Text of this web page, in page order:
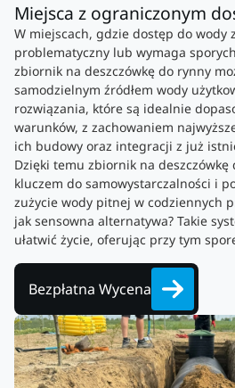
Miejsca z ograniczonym
W miejscach, gdzie dostęp do wody
problematyczny lub wymaga
zbiornik na deszczówkę do rynny
samodzielnym źródłem wody
rozwiązania, które są idealnie
warunków, z zachowaniem
ich budowy oraz integracji z już
Dzięki temu zbiornik na deszczówkę
kluczem do samowystarczalności i
zużycie wody pitnej w codziennych
jak sensowna alternatywa? Takie
ułatwić życie, oferując przy tym
Bezpłatna Wycena